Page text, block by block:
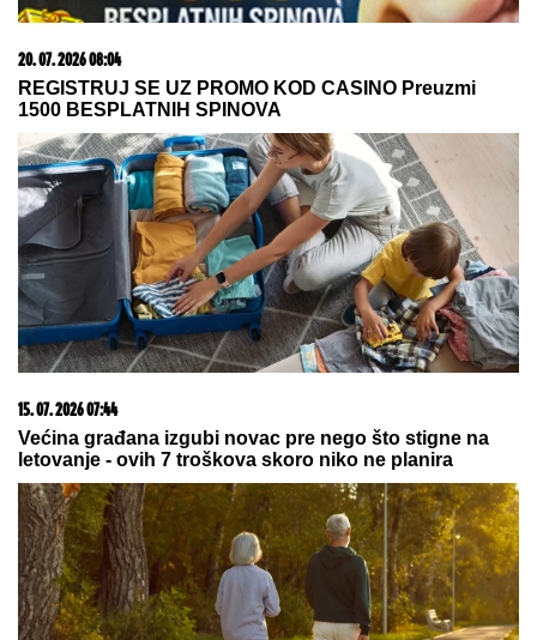
20. 07. 2026 08:04
REGISTRUJ SE UZ PROMO KOD CASINO Preuzmi
1500 BESPLATNIH SPINOVA
15. 07. 2026 07:44
Većina građana izgubi novac pre nego što stigne na
letovanje - ovih 7 troškova skoro niko ne planira